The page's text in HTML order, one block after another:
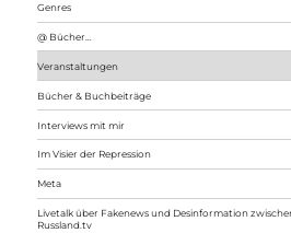
Genres
@ Bücher…
Veranstaltungen
Bücher & Buchbeiträge
Interviews mit mir
Im Visier der Repression
Meta
Livetalk über Fakenews und Desinformation
Russland.tv